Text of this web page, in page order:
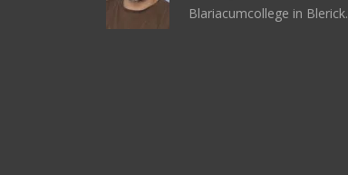
Blariacumcollege in Blerick.